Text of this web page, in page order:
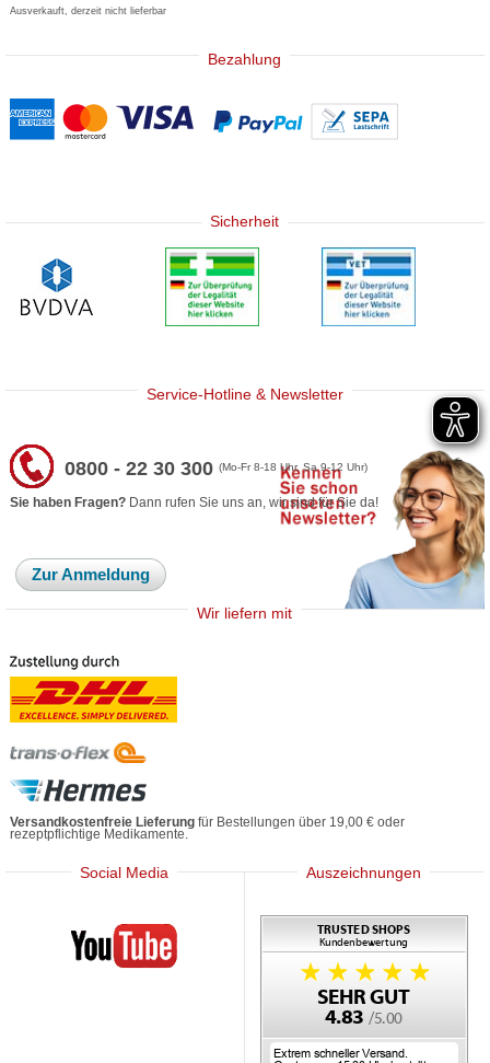
Ausverkauft, derzeit nicht lieferbar
Bezahlung
Sicherheit
Service-Hotline & Newsletter
0800 - 22 30 300(Mo-Fr 8-18 Uhr, Sa 9-12 Uhr)
Sie haben Fragen? Dann rufen Sie uns an, wir sind für Sie da!
Zur Anmeldung
Wir liefern mit
Versandkostenfreie Lieferung für Bestellungen über 19,00 € oder
rezeptpflichtige Medikamente.
Social Media
Mediherz
Auszeichnungen